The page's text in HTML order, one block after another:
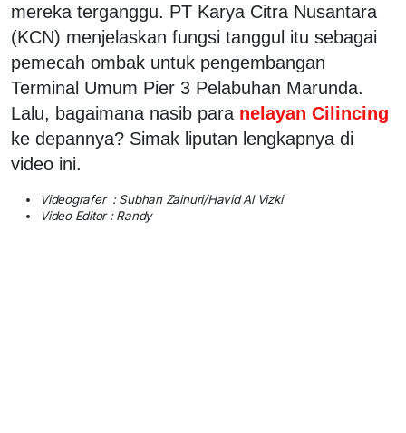
mereka terganggu. PT Karya Citra Nusantara
(KCN) menjelaskan fungsi tanggul itu sebagai
pemecah ombak untuk pengembangan
Terminal Umum Pier 3 Pelabuhan Marunda.
Lalu, bagaimana nasib para nelayan Cilincing
ke depannya? Simak liputan lengkapnya di
video ini.
Videografer : Subhan Zainuri/Havid Al Vizki
Video Editor : Randy